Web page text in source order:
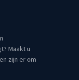
Maakt u
zijn er om